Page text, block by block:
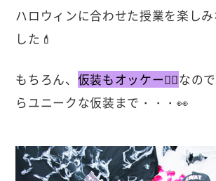
ハロウィンに合わせた授業を楽し
した💄
もちろん、 仮装もオッケー👌🏻なの
らユニークな仮装まで・・・👀